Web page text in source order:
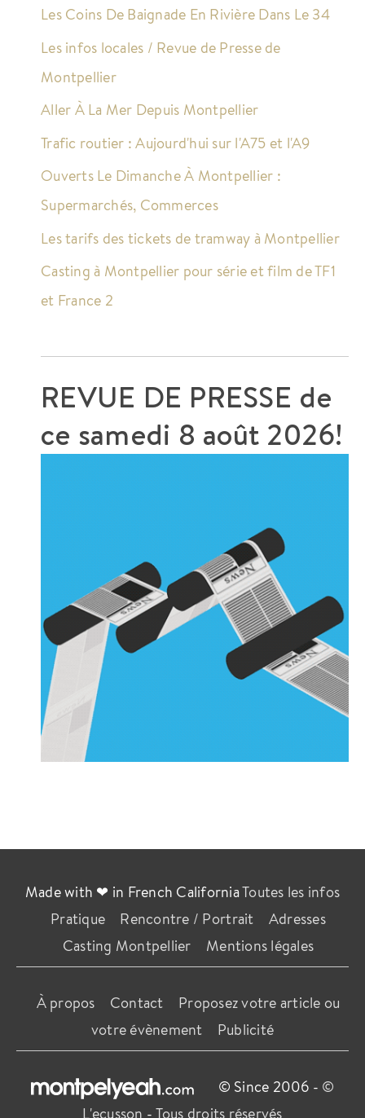
Les Coins De Baignade En Rivière Dans Le 34
Les infos locales / Revue de Presse de
Montpellier
Aller À La Mer Depuis Montpellier
Trafic routier : Aujourd'hui sur l'A75 et l'A9
Ouverts Le Dimanche À Montpellier :
Supermarchés, Commerces
Les tarifs des tickets de tramway à Montpellier
Casting à Montpellier pour série et film de TF1
et France 2
REVUE DE PRESSE de
ce samedi 8 août 2026!
Made with ❤ in French CaliforniaToutes les infos
Pratique
Rencontre / Portrait
Adresses
Casting Montpellier
Mentions légales
À propos Contact
Proposez votre article ou
votre évènement
Publicité
© Since 2006 - ©
L'ecusson - Tous droits réservés